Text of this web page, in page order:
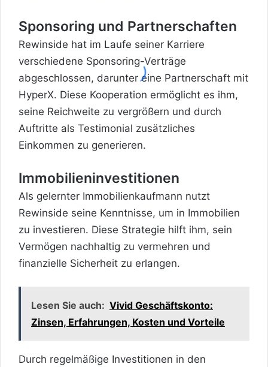
Sponsoring und Partnerschaften
Rewinside hat im Laufe seiner Karriere
verschiedene Sponsoring-Verträge
abgeschlossen, darunter eine Partnerschaft mit
HyperX. Diese Kooperation ermöglicht es ihm,
seine Reichweite zu vergrößern und durch
Auftritte als Testimonial zusätzliches
Einkommen zu generieren.
Immobilieninvestitionen
Als gelernter Immobilienkaufmann nutzt
Rewinside seine Kenntnisse, um in Immobilien
zu investieren. Diese Strategie hilft ihm, sein
Vermögen nachhaltig zu vermehren und
finanzielle Sicherheit zu erlangen.
Lesen Sie auch: Vivid Geschäftskonto:
Zinsen, Erfahrungen, Kosten und Vorteile
Durch regelmäßige Investitionen in den